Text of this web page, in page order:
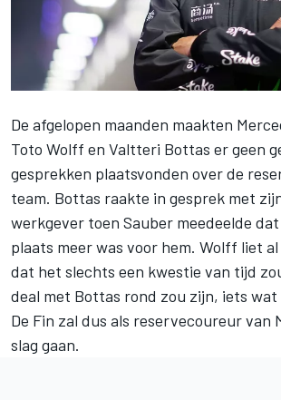
De afgelopen maanden maakten
Toto Wolff en Valtteri Bottas er geen
gesprekken plaatsvonden over de
team. Bottas raakte in gesprek met
werkgever toen Sauber meedeelde
plaats meer was voor hem. Wolff liet
dat het slechts een kwestie van tijd
deal met Bottas rond zou zijn, iets wat
De Fin zal dus als reservecoureur van
slag gaan.